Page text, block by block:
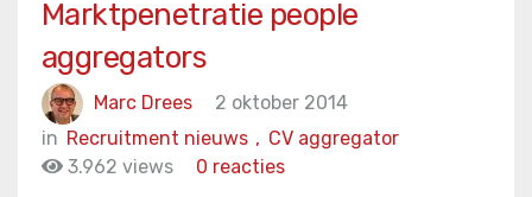
Marktpenetratie people
aggregators
Marc Drees
2 oktober 2014
in
CV aggregator
Recruitment nieuws ,
3.962 views
0 reacties